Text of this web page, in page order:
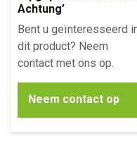
Achtung’
Bent u geïnteresseerd
dit product? Neem
contact met ons op.
Neem contact op